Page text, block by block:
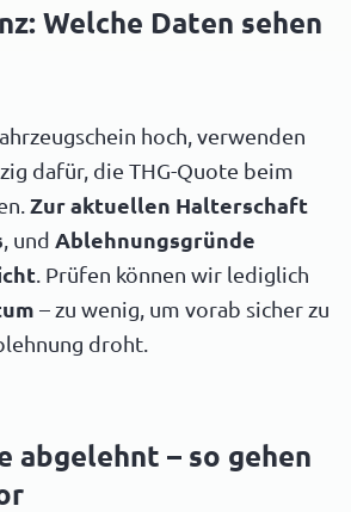
Welche Daten sehen
hoch, verwenden
dafür, die THG-Quote beim
Zur aktuellen Halterschaft
, und Ablehnungsgründe
. Prüfen können wir lediglich
– zu wenig, um vorab sicher zu
droht.
abgelehnt – so gehen